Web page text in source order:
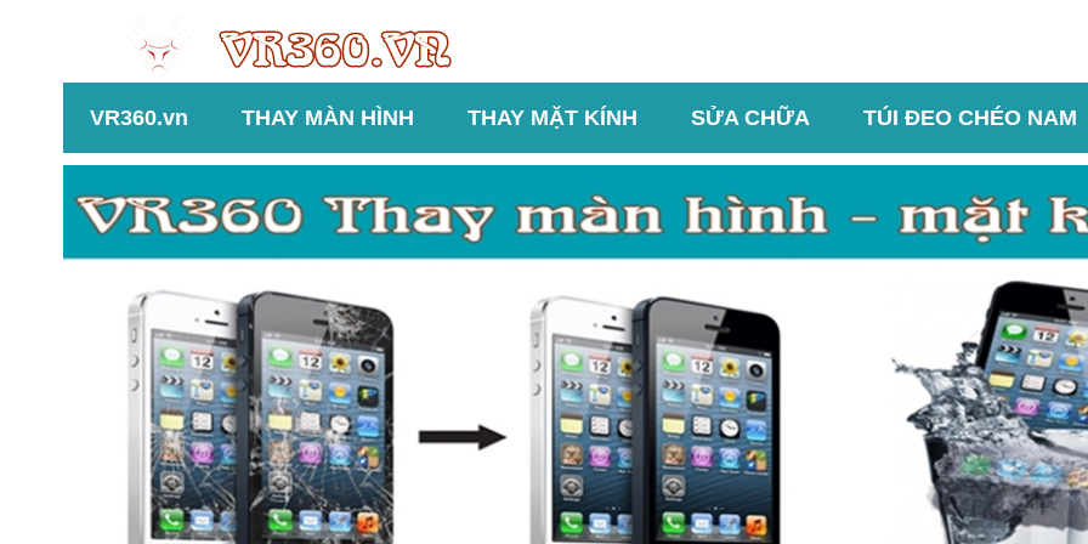
VR360.vn THAY MÀN HÌNH THAY MẶT KÍNH SỬA CHỮA TÚI ĐEO CHÉO NAM